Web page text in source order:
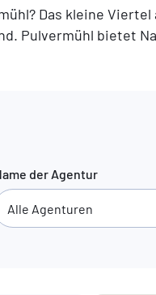
Das kleine
Pulvermühl bietet
der Agentur